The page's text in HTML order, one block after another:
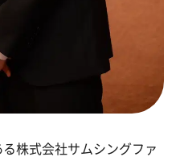
株式会社サムシングファ